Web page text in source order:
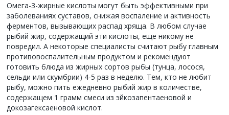
Омега-3-жирные кислоты могут быть эффективными при
заболеваниях суставов, снижая воспаление и активность
ферментов, вызывающих распад хряща. В любом случае
рыбий жир, содержащий эти кислоты, еще никому не
повредил. А некоторые специалисты считают рыбу главным
противовоспалительным продуктом и рекомендуют
готовить блюда из жирных сортов рыбы (тунца, лосося,
сельди или скумбрии) 4-5 раз в неделю. Тем, кто не любит
рыбу, можно пить ежедневно рыбий жир в количестве,
содержащем 1 грамм смеси из эйкозапентаеновой и
докозагексаеновой кислот.